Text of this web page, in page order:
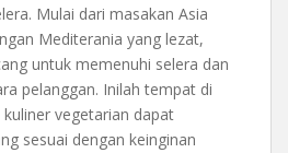
Mulai dari masakan Asia
Mediterania yang lezat,
untuk memenuhi selera dan
pelanggan. Inilah tempat di
vegetarian dapat
sesuai dengan keinginan